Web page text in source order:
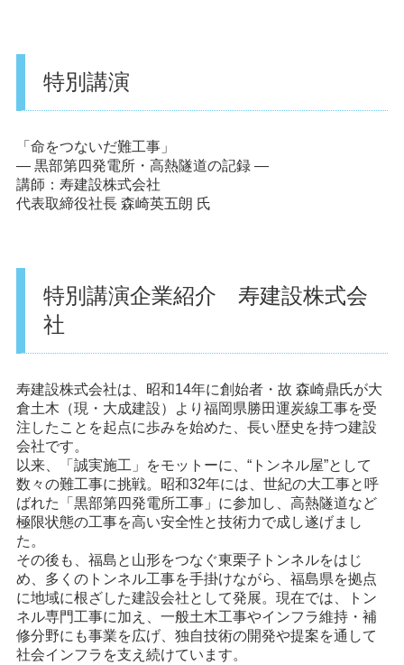
特別講演
「命をつないだ難工事」
― 黒部第四発電所・高熱隧道の記録 ―
講師：寿建設株式会社
代表取締役社長 森崎英五朗 氏
特別講演企業紹介 寿建設株式会
社
寿建設株式会社は、昭和14年に創始者・故 森崎鼎氏が大
倉土木（現・大成建設）より福岡県勝田運炭線工事を受
注したことを起点に歩みを始めた、長い歴史を持つ建設
会社です。
以来、「誠実施工」をモットーに、“トンネル屋”として
数々の難工事に挑戦。昭和32年には、世紀の大工事と呼
ばれた「黒部第四発電所工事」に参加し、高熱隧道など
極限状態の工事を高い安全性と技術力で成し遂げまし
た。
その後も、福島と山形をつなぐ東栗子トンネルをはじ
め、多くのトンネル工事を手掛けながら、福島県を拠点
に地域に根ざした建設会社として発展。現在では、トン
ネル専門工事に加え、一般土木工事やインフラ維持・補
修分野にも事業を広げ、独自技術の開発や提案を通して
社会インフラを支え続けています。